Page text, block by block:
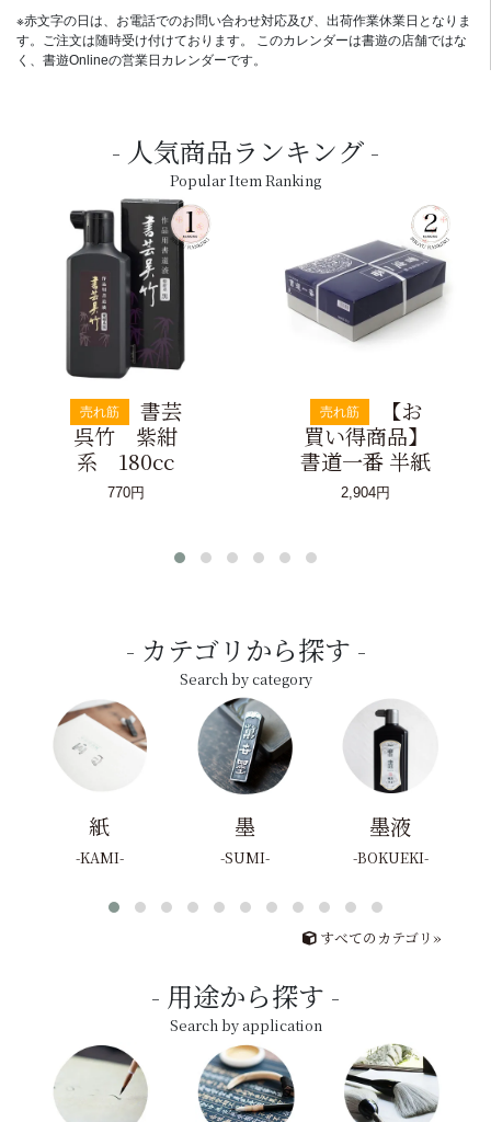
※赤文字の日は、お電話でのお問い合わせ対応及び、出荷作業休業日となりま
す。ご注文は随時受け付けております。 このカレンダーは書遊の店舗ではな
く、書遊Onlineの営業日カレンダーです。
人気商品ランキング
Popular Item Ranking
売れ筋
書芸
呉竹 紫紺
系 180cc
770円
売れ筋
【お
買い得商品】
書道一番 半紙
2,904円
カテゴリから探す
Search by category
紙
KAMI
墨
SUMI
墨液
BOKUEKI
すべてのカテゴリ»
用途から探す
Search by application